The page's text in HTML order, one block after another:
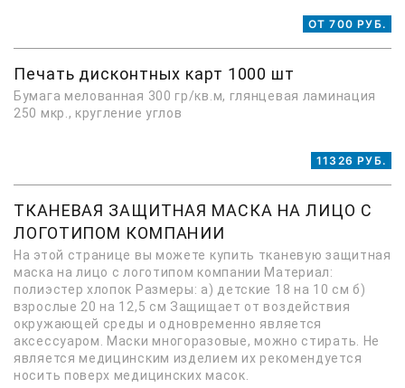
ОТ 700 РУБ.
Печать дисконтных карт 1000 шт
Бумага мелованная 300 гр/кв.м, глянцевая ламинация
250 мкр., кругление углов
11326 РУБ.
ТКАНЕВАЯ ЗАЩИТНАЯ МАСКА НА ЛИЦО С
ЛОГОТИПОМ КОМПАНИИ
На этой странице вы можете купить тканевую защитная
маска на лицо с логотипом компании Материал:
полиэстер хлопок Размеры: а) детские 18 на 10 см б)
взрослые 20 на 12,5 см Защищает от воздействия
окружающей среды и одновременно является
аксессуаром. Маски многоразовые, можно стирать. Не
является медицинским изделием их рекомендуется
носить поверх медицинских масок.